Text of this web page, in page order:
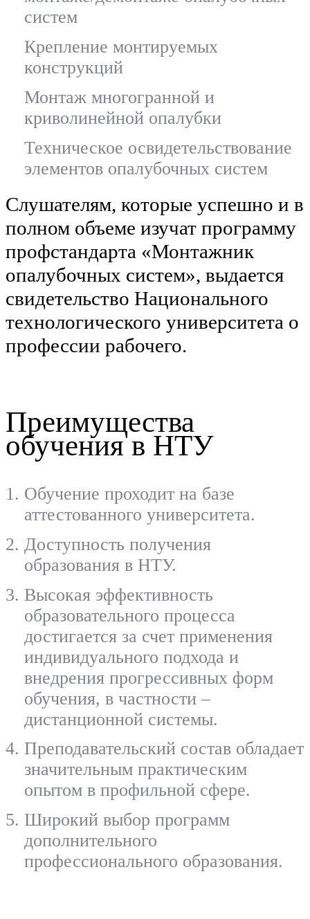
систем
Крепление монтируемых
конструкций
Монтаж многогранной и
криволинейной опалубки
Техническое освидетельствование
элементов опалубочных систем
Слушателям, которые успешно и в
полном объеме изучат программу
профстандарта «Монтажник
опалубочных систем», выдается
свидетельство Национального
технологического университета о
профессии рабочего.
Преимущества
обучения в НТУ
Обучение проходит на базе
аттестованного университета.
Доступность получения
образования в НТУ.
Высокая эффективность
образовательного процесса
достигается за счет применения
индивидуального подхода и
внедрения прогрессивных форм
обучения, в частности –
дистанционной системы.
Преподавательский состав обладает
значительным практическим
опытом в профильной сфере.
Широкий выбор программ
дополнительного
профессионального образования.